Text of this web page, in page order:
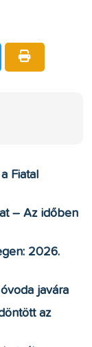
Fiatal
– Az időben
2026.
javára
az